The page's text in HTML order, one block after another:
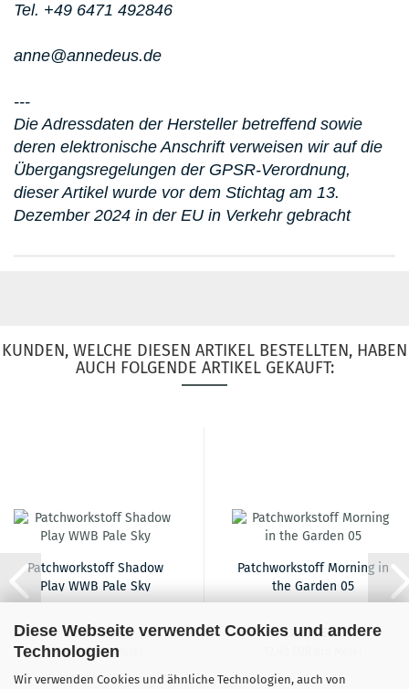
Diese Webseite verwendet Cookies und andere
Technologien
Wir verwenden Cookies und ähnliche Technologien, auch von
Tel. +49 6471 492846
anne@annedeus.de
---
Die Adressdaten der Hersteller betreffend sowie
deren elektronische Anschrift verweisen wir auf die
Übergangsregelungen der GPSR-Verordnung,
dieser Artikel wurde vor dem Stichtag am 13.
Dezember 2024 in der EU in Verkehr gebracht
KUNDEN, WELCHE DIESEN ARTIKEL BESTELLTEN, HABEN
AUCH FOLGENDE ARTIKEL GEKAUFT:
Patchworkstoff Shadow
Play WWB Pale Sky
16,90 EUR
16,90 EUR pro Meter
Patchworkstoff Morning in
the Garden 05
12,80 EUR